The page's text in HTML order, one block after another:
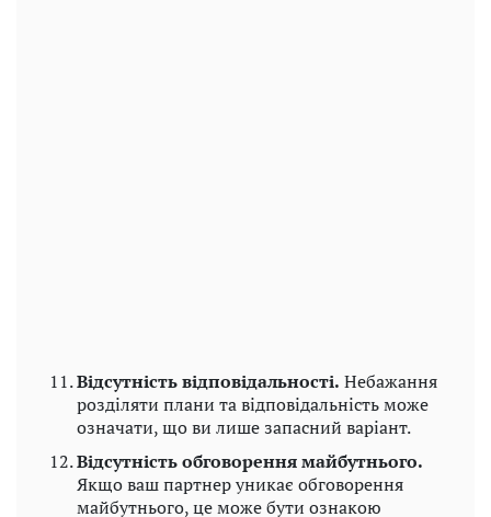
Відсутність відповідальності. Небажання
розділяти плани та відповідальність може
означати, що ви лише запасний варіант.
Відсутність обговорення майбутнього.
Якщо ваш партнер уникає обговорення
майбутнього, це може бути ознакою